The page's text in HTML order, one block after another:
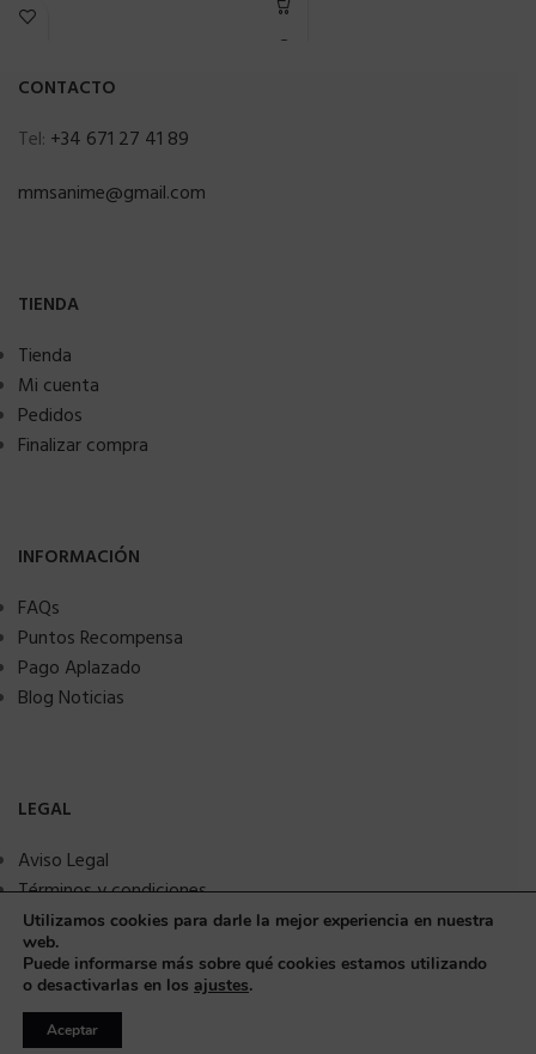
CONTACTO
Tel: +34 671 27 41 89
mmsanime@gmail.com
TIENDA
Tienda
Mi cuenta
Pedidos
Finalizar compra
INFORMACIÓN
FAQs
Puntos Recompensa
Pago Aplazado
Blog Noticias
LEGAL
Aviso Legal
Términos y condiciones
Política de privacidad
Política de Cookies
Seguridad y protección a compradores
Utilizamos cookies para darle la mejor experiencia en nuestra
web.
Puede informarse más sobre qué cookies estamos utilizando
o desactivarlas en los ajustes.
Aceptar